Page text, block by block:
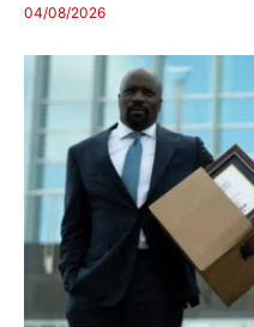
04/08/2026